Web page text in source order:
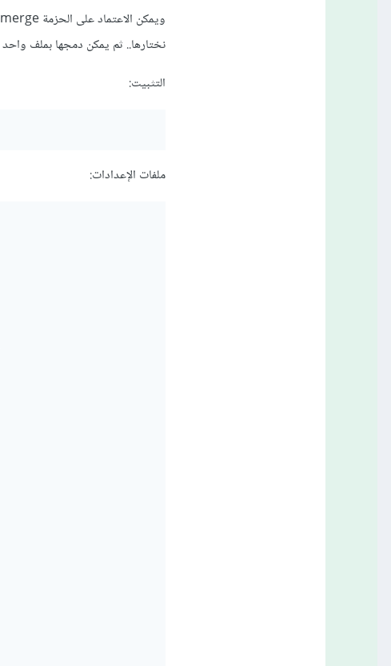
نختارها.. ثم يمكن دمجها بملف واحد common
التثبيت:
ملفات الإعدادات: